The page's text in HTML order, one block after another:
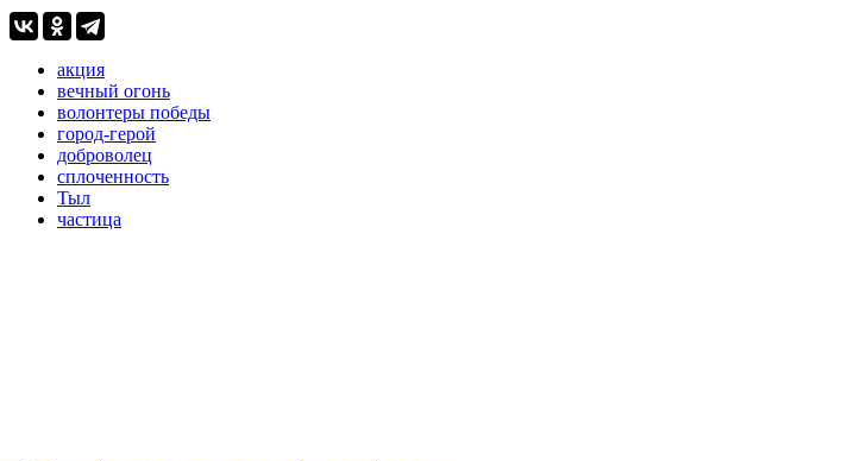
акция
вечный огонь
волонтеры победы
город-герой
доброволец
сплоченность
Тыл
частица